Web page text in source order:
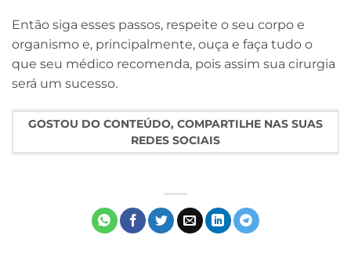
Então siga esses passos, respeite o seu corpo e
organismo e, principalmente, ouça e faça tudo o
que seu médico recomenda, pois assim sua cirurgia
será um sucesso.
GOSTOU DO CONTEÚDO, COMPARTILHE NAS SUAS
REDES SOCIAIS